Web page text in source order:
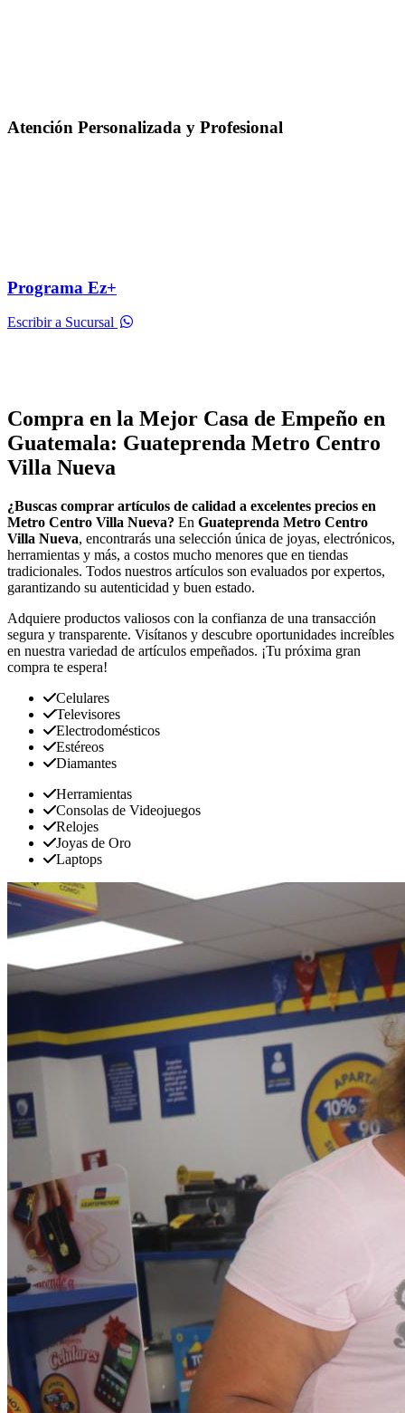
Atención Personalizada y Profesional
Programa Ez+
Escribir a Sucursal
Compra en la Mejor Casa de Empeño en
Guatemala: Guateprenda Metro Centro
Villa Nueva
¿Buscas comprar artículos de calidad a excelentes precios en
Metro Centro Villa Nueva? En Guateprenda Metro Centro
Villa Nueva, encontrarás una selección única de joyas, electrónicos,
herramientas y más, a costos mucho menores que en tiendas
tradicionales. Todos nuestros artículos son evaluados por expertos,
garantizando su autenticidad y buen estado.
Adquiere productos valiosos con la confianza de una transacción
segura y transparente. Visítanos y descubre oportunidades increíbles
en nuestra variedad de artículos empeñados. ¡Tu próxima gran
compra te espera!
Celulares
Televisores
Electrodomésticos
Estéreos
Diamantes
Herramientas
Consolas de Videojuegos
Relojes
Joyas de Oro
Laptops